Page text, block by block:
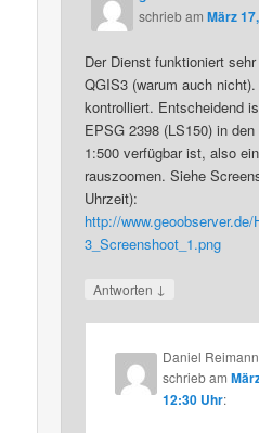
schriebamMärz
Der Dienst funktioniert
QGIS3 (warum auch
kontrolliert. Entscheidend
EPSG 2398 (LS150) in
1:500 verfügbar ist, also
rauszoomen. Siehe
Uhrzeit):
http://
3_Screenshoot_1.png
Antworten ↓
Daniel Reimann
schriebam
12:30 Uhr: